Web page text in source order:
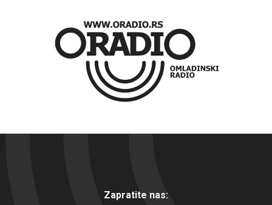
Zapratite nas: